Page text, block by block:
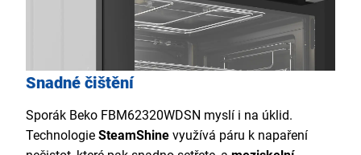
Snadné čištění
Sporák Beko FBM62320WDSN myslí i na úklid.
Technologie SteamShine využívá páru k napaření